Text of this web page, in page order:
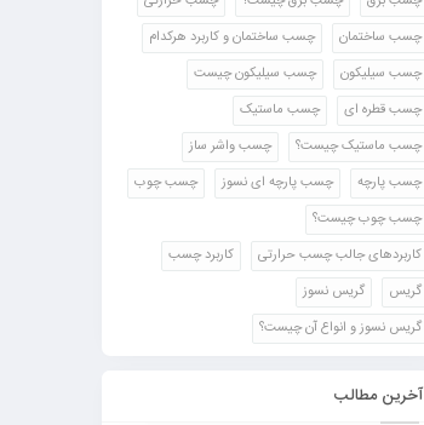
چسب ساختمان
چسب ساختمان و کاربرد هرکدام
چسب سیلیکون
چسب سیلیکون چیست
چسب قطره ای
چسب ماستیک
چسب ماستیک چیست؟
چسب واشر ساز
چسب پارچه
چسب پارچه ای نسوز
چسب چوب
چسب چوب چیست؟
کاربردهای جالب چسب حرارتی
کاربرد چسب
گریس
گریس نسوز
گریس نسوز و انواع آن چیست؟
آخرین مطالب